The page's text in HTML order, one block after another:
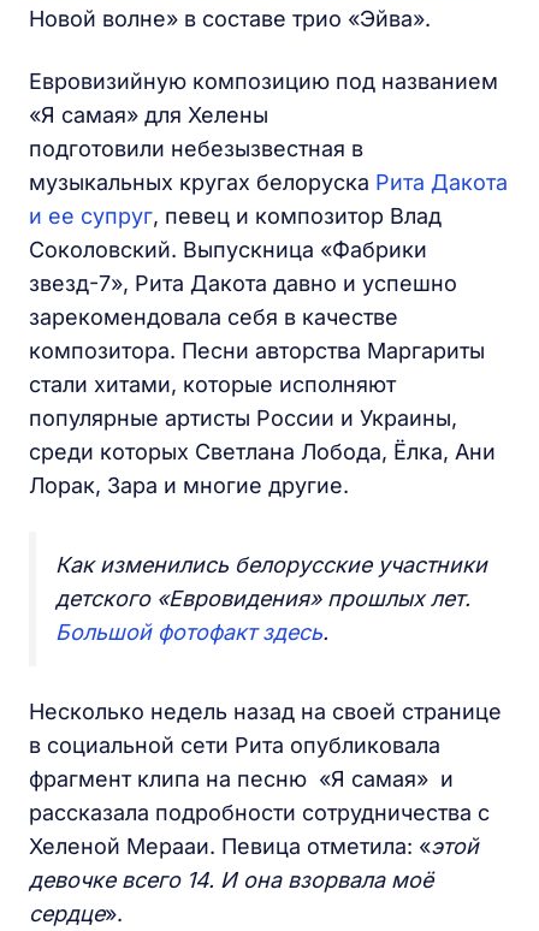
Новой волне» в составе трио «Эйва».
Евровизийную композицию под названием
«Я самая» для Хелены
подготовили небезызвестная в
музыкальных кругах белоруска Рита Дакота
и ее супруг, певец и композитор Влад
Соколовский. Выпускница «Фабрики
звезд-7», Рита Дакота давно и успешно
зарекомендовала себя в качестве
композитора. Песни авторства Маргариты
стали хитами, которые исполняют
популярные артисты России и Украины,
среди которых Светлана Лобода, Ёлка, Ани
Лорак, Зара и многие другие.
Как изменились белорусские участники
детского «Евровидения» прошлых лет.
Большой фотофакт здесь.
Несколько недель назад на своей странице
в социальной сети Рита опубликовала
фрагмент клипа на песню «Я самая» и
рассказала подробности сотрудничества с
Хеленой Мерааи. Певица отметила: «этой
девочке всего 14. И она взорвала моё
сердце».